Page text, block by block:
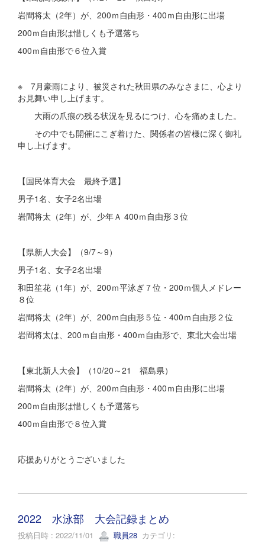
岩間将太（2年）が、200ｍ自由形・400ｍ自由形に出場
200ｍ自由形は惜しくも予選落ち
400ｍ自由形で６位入賞
※ 7月豪雨により、被災された秋田県のみなさまに、心より
お見舞い申し上げます。
大雨の爪痕の残る状況を見るにつけ、心を痛めました。
その中でも開催にこぎ着けた、関係者の皆様に深く御礼
申し上げます。
【国民体育大会 最終予選】
男子1名、女子2名出場
岩間将太（2年）が、少年Ａ 400ｍ自由形３位
【県新人大会】（9/7～9）
男子1名、女子2名出場
和田笙花（1年）が、200ｍ平泳ぎ７位・200ｍ個人メドレー
８位
岩間将太（2年）が、200ｍ自由形５位・400ｍ自由形２位
岩間将太は、200ｍ自由形・400ｍ自由形で、東北大会出場
【東北新人大会】（10/20～21 福島県）
岩間将太（2年）が、200ｍ自由形・400ｍ自由形に出場
200ｍ自由形は惜しくも予選落ち
400ｍ自由形で８位入賞
応援ありがとうございました
2022 水泳部 大会記録まとめ
投稿日時 : 2022/11/01 職員28 カテゴリ: